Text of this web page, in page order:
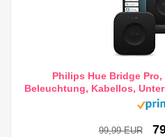
Philips Hue Bridge
Beleuchtung, Kabellos,
99,99 EUR